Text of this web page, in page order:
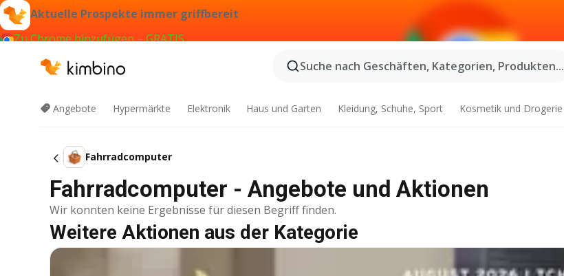
Aktuelle Prospekte immer griffbereit
Zu Chrome hinzufügen – GRATIS
Suche nach Geschäften, Kategorien, Produkten...
Angebote Hypermärkte Elektronik Haus und Garten Kleidung, Schuhe, Sport Kosmetik und Drogerie
Fahrradcomputer
Fahrradcomputer - Angebote und Aktionen
Wir konnten keine Ergebnisse für diesen Begriff finden.
Weitere Aktionen aus der Kategorie